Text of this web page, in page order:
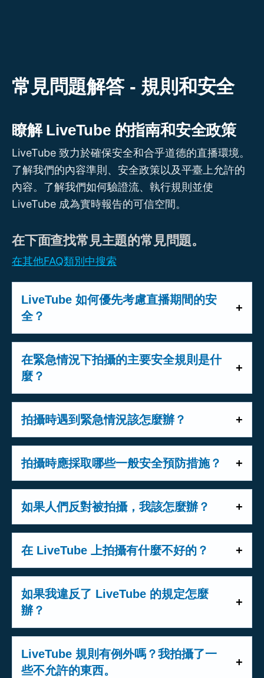
常見問題解答 - 規則和安全
瞭解 LiveTube 的指南和安全政策
LiveTube 致力於確保安全和合乎道德的直播環境。
了解我們的內容準則、安全政策以及平臺上允許的
內容。了解我們如何驗證流、執行規則並使
LiveTube 成為實時報告的可信空間。
在下面查找常見主題的常見問題。
在其他FAQ類別中搜索
LiveTube 如何優先考慮直播期間的安
全？
安全是 LiveTube 的重中之重。在直播期
間，您始終與製作人保持聯繫，如果有任
何問題，他們可以進行干預。如果您在任
何時候感到不安全，請立即停止拍攝並轉
指導您確保您的健康。另請查看我們的
LiveTube 規則和LiveTubers 提示。
在緊急情況下拍攝的主要安全規則是什
麼？
在緊急情況下拍攝時，遵循以下安全規則
以確保您和他人的安全至關重要：
況，以便他們能夠就您的直播做出正確的
決定
- 確保您始終安全。在開始任何直播之前
，先説明他人 - 在拍攝之前，您和他人的
安全先行。
- 如果需要緊急服務，請先致電他們
，然
後再與 LiveTube 聯繫。
干擾他們的工作。
- 如果您需要在緊急情況下提供協助，
停止拍攝並提供説明。
- 讓您的LiveTube 製作人了解現場發生的
任何事情，例如是否需要緊急服務。
拍攝時遇到緊急情況該怎麼辦？
如果您發現自己處於危險或緊急情況下，
請優先考慮您的安全。停止拍攝並儘快轉
移到安全的地方。通知您的建立者，您出
流，如果它們檢測到任何對您的安全構成
潛在威脅，將進行干預。
拍攝時應採取哪些一般安全預防措施？
- 時刻注意周圍的環境。如果您在拍攝時移
動，請確保地面穩定且沒有障礙物。
- 不要從危險的高度或不穩定的區域拍攝。
使您成為盜竊目標。
- 如果人們反對被拍攝，請尊重他們的隱私
並停止拍攝他們。
- 如果您正在報導有風險或擁擠的活動，請
告知某人（例如朋友）您的位置。
有關拍攝時保持安全的更多提示，請訪問
LiveTubers 提示。
如果人們反對被拍攝，我該怎麼辦？
即使您在公共場所，也要尊重人們的隱
私。如果有人反對被拍攝，最好停下來並
重新調整相機的方向。我們的製片人還將
拍攝某些個人或區域。
在 LiveTube 上拍攝有什麼不好的？
- 人類苦難或明顯的暴力
- 未經許可的私人或敏感事件
- 沒有必要權利的公共活動，如音樂會或表
演
- 可能造成困擾的血腥內容
如果我違反了 LiveTube 的規定怎麼
辦？
如果您違反了 LiveTube 的規定，處罰範圍
從暫時暫停到永久終止帳戶。嚴重的違規
行為，例如拍攝非法活動或侵犯隱私權，
LiveTube 規則有例外嗎？我拍攝了一
些不允許的東西。